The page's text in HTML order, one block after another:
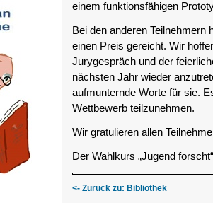
einem funktionsfähigen
Bei den anderen
einen Preis gereicht. Wir
Jurygespräch und der
nächsten Jahr wieder
aufmunternde Worte für sie.
Wettbewerb teilzunehmen.
Wir gratulieren allen
Der Wahlkurs „Jugend
<- Zurück zu: Bibliothek